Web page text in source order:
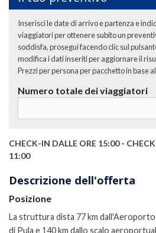
Inserisci le date di arrivo e partenza e
viaggiatori per ottenere subito un
soddisfa, prosegui facendo clic sul
modifica i dati inseriti per aggiornare il
Prezzi per persona per pacchetto in base
Numero totale dei viaggiatori
CHECK-IN DALLE ORE 15:00 -
11:00
Descrizione dell'offerta
Posizione
La struttura dista 77 km dall'Aeroporto
di Pula e 140 km dallo scalo